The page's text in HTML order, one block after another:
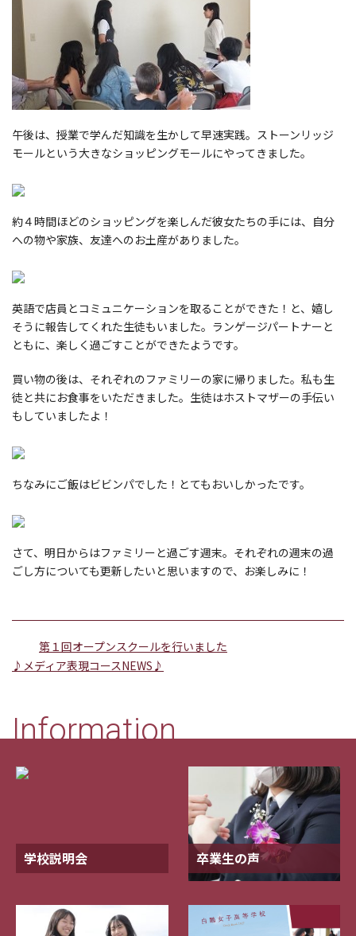
午後は、授業で学んだ知識を生かして早速実践。ストーンリッジ
モールという大きなショッピングモールにやってきました。
約４時間ほどのショッピングを楽しんだ彼女たちの手には、自分
への物や家族、友達へのお土産がありました。
英語で店員とコミュニケーションを取ることができた！と、嬉し
そうに報告してくれた生徒もいました。ランゲージパートナーと
ともに、楽しく過ごすことができたようです。
買い物の後は、それぞれのファミリーの家に帰りました。私も生
徒と共にお食事をいただきました。生徒はホストマザーの手伝い
もしていましたよ！
ちなみにご飯はビビンパでした！とてもおいしかったです。
さて、明日からはファミリーと過ごす週末。それぞれの週末の過
ごし方についても更新したいと思いますので、お楽しみに！
第１回オープンスクールを行いました
♪メディア表現コースNEWS♪
Information
学校説明会 卒業生の声